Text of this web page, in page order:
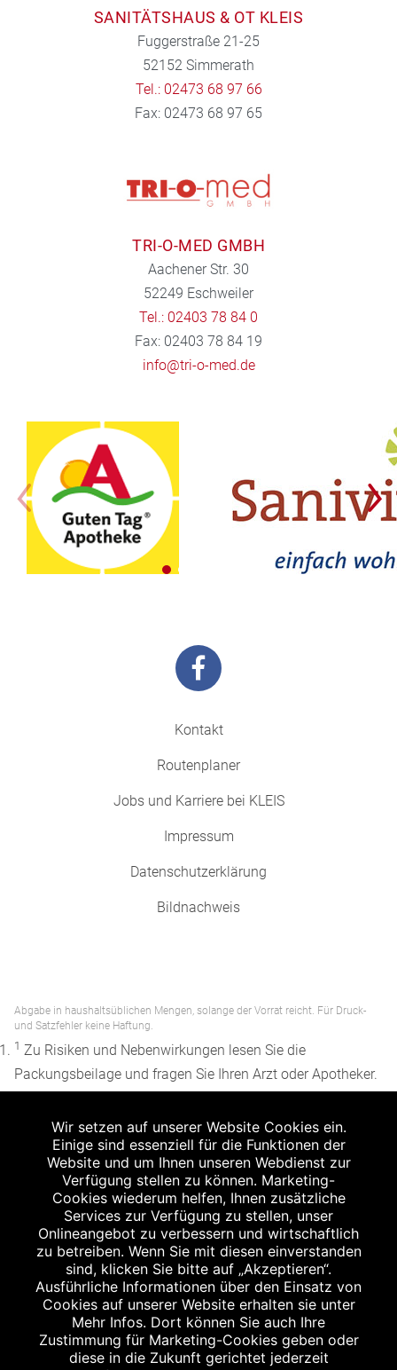
SANITÄTSHAUS & OT KLEIS
Fuggerstraße 21-25
52152 Simmerath
Tel.: 02473 68 97 66
Fax: 02473 68 97 65
TRI-O-MED GMBH
Aachener Str. 30
52249 Eschweiler
Tel.: 02403 78 84 0
Fax: 02403 78 84 19
info@tri-o-med.de
Kontakt
Routenplaner
Jobs und Karriere bei KLEIS
Impressum
Datenschutzerklärung
Bildnachweis
Abgabe in haushaltsüblichen Mengen, solange der Vorrat reicht. Für Druck-
und Satzfehler keine Haftung.
1 Zu Risiken und Nebenwirkungen lesen Sie die
Packungsbeilage und fragen Sie Ihren Arzt oder Apotheker.
Apothekenerstattungspreis (AEP). Der AEP ist keine
unverbindliche Preisempfehlung der Hersteller. Der AEP ist
ein von den Apotheken in Ansatz gebrachter Preis für
rezeptfreie Arzneimittel. Er entspricht in der Höhe dem für
Apotheken verbindlichen Abgabepreis, zu dem eine
Apotheke in bestimmten Fällen (z.B. bei Kindern unter 12
Jahren) das Produkt mit der gesetzlichen
Krankenversicherung abrechnet. Der AEP ist der allgemeine
Erstattungspreis im Falle einer Kostenübernahme durch die
gesetzlichen Krankenkassen, vor Abzug eines
Zwangsrabattes (zur Zeit 5%) nach §130 Abs. 1 SGB V.
Wir setzen auf unserer Website Cookies ein.
Einige sind essenziell für die Funktionen der
Website und um Ihnen unseren Webdienst zur
Verfügung stellen zu können. Marketing-
Cookies wiederum helfen, Ihnen zusätzliche
Services zur Verfügung zu stellen, unser
Onlineangebot zu verbessern und wirtschaftlich
zu betreiben. Wenn Sie mit diesen einverstanden
sind, klicken Sie bitte auf „Akzeptieren“.
Ausführliche Informationen über den Einsatz von
Cookies auf unserer Website erhalten sie unter
Mehr Infos. Dort können Sie auch Ihre
Zustimmung für Marketing-Cookies geben oder
diese in die Zukunft gerichtet jederzeit